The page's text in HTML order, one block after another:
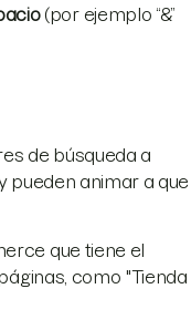
(por ejemplo “&”
de búsqueda a
pueden animar a que
que tiene el
como "Tienda